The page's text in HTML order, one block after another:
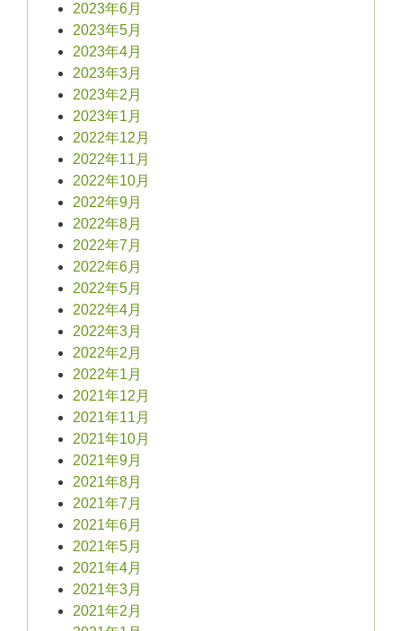
2023年6月
2023年5月
2023年4月
2023年3月
2023年2月
2023年1月
2022年12月
2022年11月
2022年10月
2022年9月
2022年8月
2022年7月
2022年6月
2022年5月
2022年4月
2022年3月
2022年2月
2022年1月
2021年12月
2021年11月
2021年10月
2021年9月
2021年8月
2021年7月
2021年6月
2021年5月
2021年4月
2021年3月
2021年2月